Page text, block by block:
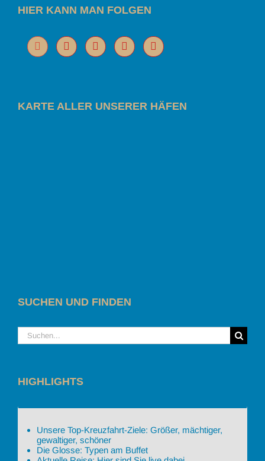
HIER KANN MAN FOLGEN
KARTE ALLER UNSERER HÄFEN
SUCHEN UND FINDEN
Suche
nach:
HIGHLIGHTS
Unsere Top-Kreuzfahrt-Ziele: Größer, mächtiger,
gewaltiger, schöner
Die Glosse: Typen am Buffet